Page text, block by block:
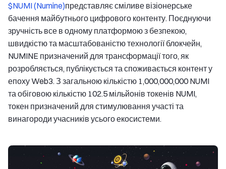
$NUMI (Numine)представляє сміливе візіонерське
бачення майбутнього цифрового контенту. Поєднуючи
зручність все в одному платформою з безпекою,
швидкістю та масштабованістю технології блокчейн,
NUMINE призначений для трансформації того, як
розробляється, публікується та споживається контент у
епоху Web3. З загальною кількістю 1,000,000,000 NUMI
та обіговою кількістю 102.5 мільйонів токенів NUMI,
токен призначений для стимулювання участі та
винагороди учасників усього екосистеми.